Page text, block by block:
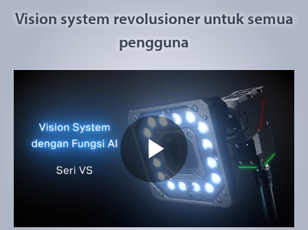
Vision system revolusioner untuk semua
pengguna
Play